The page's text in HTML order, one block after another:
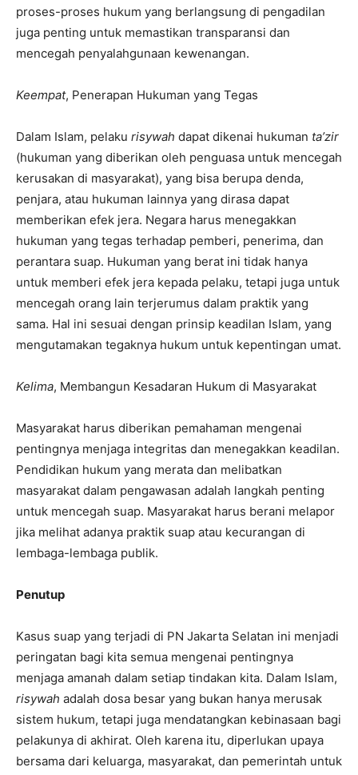
proses-proses hukum yang berlangsung di pengadilan
juga penting untuk memastikan transparansi dan
mencegah penyalahgunaan kewenangan.
Keempat, Penerapan Hukuman yang Tegas
Dalam Islam, pelaku risywah dapat dikenai hukuman ta’zir
(hukuman yang diberikan oleh penguasa untuk mencegah
kerusakan di masyarakat), yang bisa berupa denda,
penjara, atau hukuman lainnya yang dirasa dapat
memberikan efek jera. Negara harus menegakkan
hukuman yang tegas terhadap pemberi, penerima, dan
perantara suap. Hukuman yang berat ini tidak hanya
untuk memberi efek jera kepada pelaku, tetapi juga untuk
mencegah orang lain terjerumus dalam praktik yang
sama. Hal ini sesuai dengan prinsip keadilan Islam, yang
mengutamakan tegaknya hukum untuk kepentingan umat.
Kelima, Membangun Kesadaran Hukum di Masyarakat
Masyarakat harus diberikan pemahaman mengenai
pentingnya menjaga integritas dan menegakkan keadilan.
Pendidikan hukum yang merata dan melibatkan
masyarakat dalam pengawasan adalah langkah penting
untuk mencegah suap. Masyarakat harus berani melapor
jika melihat adanya praktik suap atau kecurangan di
lembaga-lembaga publik.
Penutup
Kasus suap yang terjadi di PN Jakarta Selatan ini menjadi
peringatan bagi kita semua mengenai pentingnya
menjaga amanah dalam setiap tindakan kita. Dalam Islam,
risywah adalah dosa besar yang bukan hanya merusak
sistem hukum, tetapi juga mendatangkan kebinasaan bagi
pelakunya di akhirat. Oleh karena itu, diperlukan upaya
bersama dari keluarga, masyarakat, dan pemerintah untuk